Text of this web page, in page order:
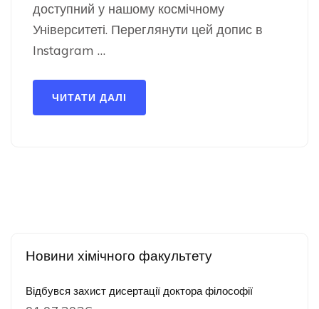
доступний у нашому космічному
Університеті. Переглянути цей допис в
Instagram …
ЧИТАТИ ДАЛІ
Новини хімічного факультету
Відбувся захист дисертації доктора філософії